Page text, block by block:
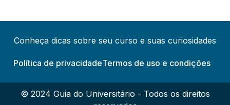
Conheça dicas sobre seu curso e suas curiosidades
Política de privacidadeTermos de uso e condições
© 2024 Guia do Universitário - Todos os direitos